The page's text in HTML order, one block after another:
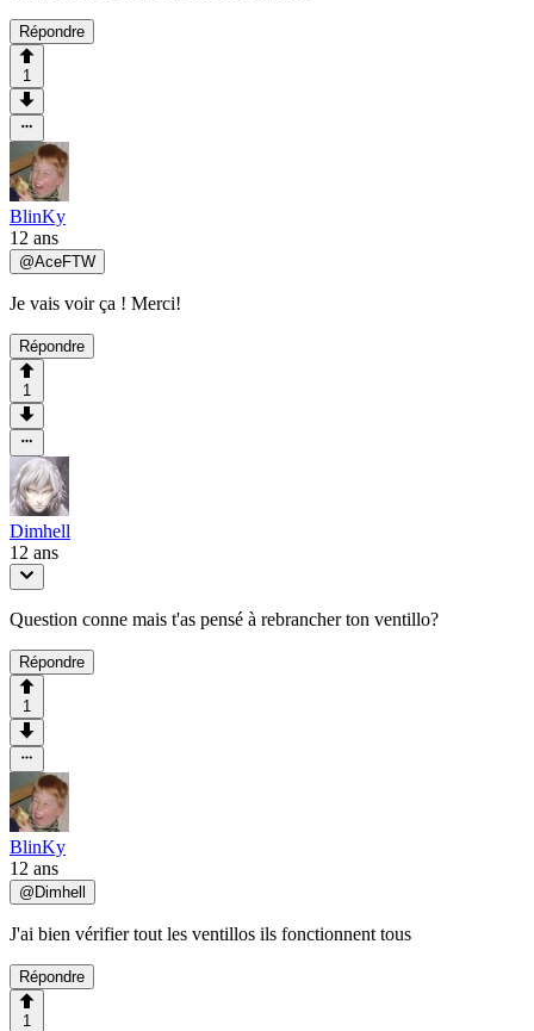
Répondre
1
BlinKy
12 ans
@AceFTW
Je vais voir ça ! Merci!
Répondre
1
Dimhell
12 ans
Question conne mais t'as pensé à rebrancher ton ventillo?
Répondre
1
BlinKy
12 ans
@ Dimhell
J'ai bien vérifier tout les ventillos ils fonctionnent tous
Répondre
1